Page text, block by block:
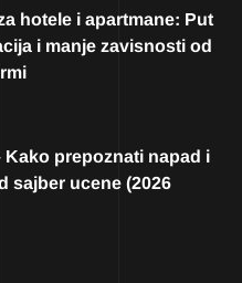
hotele i apartmane: Put
i manje zavisnosti od
Kako prepoznati napad i
sajber ucene (2026